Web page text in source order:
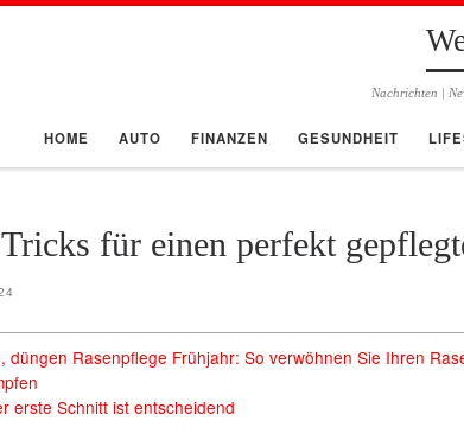
Nachrichten |
HOME AUTO FINANZEN GESUNDHEIT
für einen perfekt
düngen Rasenpflege Frühjahr: So verwöhnen Sie Ihren
erste Schnitt ist entscheidend